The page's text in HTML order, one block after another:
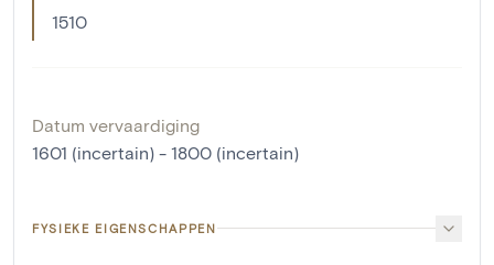
1510
Datum vervaardiging
1601 (incertain) - 1800 (incertain)
FYSIEKE EIGENSCHAPPEN